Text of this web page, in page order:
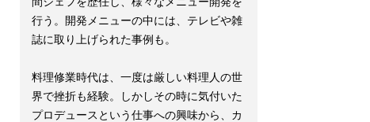
行う。開発メニューの中には、テレビや雑
誌に取り上げられた事例も。
料理修業時代は、一度は厳しい料理人の世
界で挫折も経験。しかしその時に気付いた
プロデュースという仕事への興味から、カ